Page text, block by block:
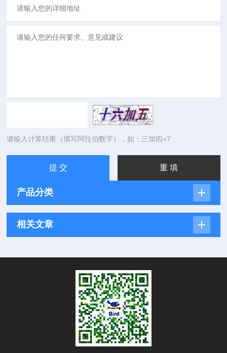
请输入计算结果（填写阿拉伯数字），如：三加四=7
产品分类
相关文章